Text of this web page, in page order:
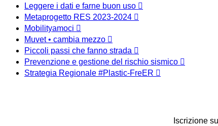
Leggere i dati e farne buon uso
Metaprogetto RES 2023-2024
Mobilityamoci
Muvet • cambia mezzo
Piccoli passi che fanno strada
Prevenzione e gestione del rischio sismico
Strategia Regionale #Plastic-FreER
Iscrizione